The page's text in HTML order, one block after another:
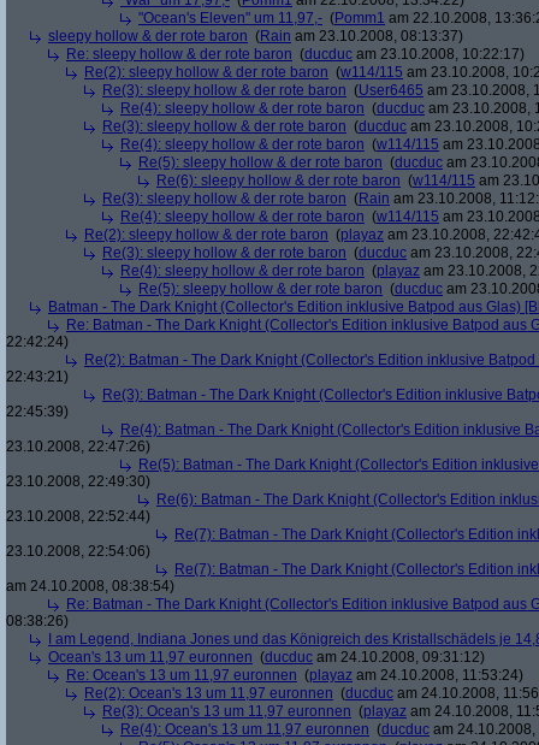
"Ocean's Eleven" um 11,97,- (Pomm1 am 22.10.2008,
sleepy hollow & der rote baron (Rain am 23.10.2008, 08:13:37)
Re: sleepy hollow & der rote baron (ducduc am 23.10.2008, 10:22:17)
Re(2): sleepy hollow & der rote baron (w114/115 am 23.10.2008,
Re(3): sleepy hollow & der rote baron (User6465 am 23.10.2008,
Re(4): sleepy hollow & der rote baron (ducduc am 23.10.2008,
Re(3): sleepy hollow & der rote baron (ducduc am 23.10.2008,
Re(4): sleepy hollow & der rote baron (w114/115 am
Re(5): sleepy hollow & der rote baron (ducduc am
Re(6): sleepy hollow & der rote baron (w114/115 am
Re(3): sleepy hollow & der rote baron (Rain am 23.10.2008,
Re(4): sleepy hollow & der rote baron (w114/115 am
Re(2): sleepy hollow & der rote baron (playaz am 23.10.2008,
Re(3): sleepy hollow & der rote baron (ducduc am 23.10.2008,
Re(4): sleepy hollow & der rote baron (playaz am 23.10.2008,
Re(5): sleepy hollow & der rote baron (ducduc am
Batman - The Dark Knight (Collector's Edition inklusive Batpod aus Glas)
Re: Batman - The Dark Knight (Collector's Edition inklusive Batpod aus
22:42:24)
Re(2): Batman - The Dark Knight (Collector's Edition inklusive
22:43:21)
Re(3): Batman - The Dark Knight (Collector's Edition inklusive
22:45:39)
Re(4): Batman - The Dark Knight (Collector's Edition inklusive
23.10.2008, 22:47:26)
Re(5): Batman - The Dark Knight (Collector's Edition
23.10.2008, 22:49:30)
Re(6): Batman - The Dark Knight (Collector's Edition
23.10.2008, 22:52:44)
Re(7): Batman - The Dark Knight (Collector's Edition
23.10.2008, 22:54:06)
Re(7): Batman - The Dark Knight (Collector's Edition
am 24.10.2008, 08:38:54)
Re: Batman - The Dark Knight (Collector's Edition inklusive Batpod aus
08:38:26)
I am Legend, Indiana Jones und das Königreich des Kristallschädels je
Ocean's 13 um 11,97 euronnen (ducduc am 24.10.2008, 09:31:12)
Re: Ocean's 13 um 11,97 euronnen (playaz am 24.10.2008, 11:53:24)
Re(2): Ocean's 13 um 11,97 euronnen (ducduc am 24.10.2008,
Re(3): Ocean's 13 um 11,97 euronnen (playaz am 24.10.2008,
Re(4): Ocean's 13 um 11,97 euronnen (ducduc am